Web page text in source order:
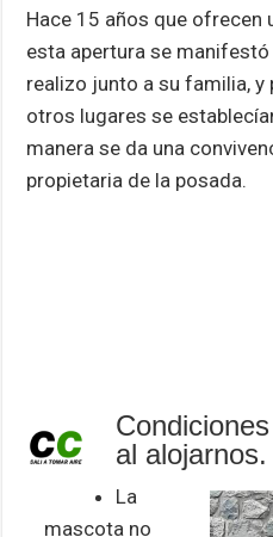
Hace 15 años que ofrecen
esta apertura se
realizo junto a su familia, y
otros lugares se
manera se da una
propietaria de la posada.
al alojarnos.
La
mascota no